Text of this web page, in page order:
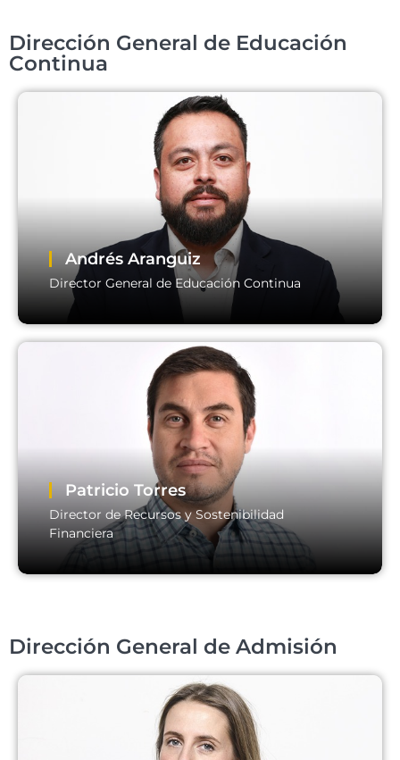
Director de Información y Documentación
Bibliográfica
Dirección General de Educación
Continua
Andrés Aranguiz
Director General de Educación Continua
Andrés Aranguiz
Director General de Educación Continua
andres.aranguiz@usm.cl
Patricio Torres
Director de Recursos y Sostenibilidad
Financiera
Director de Recursos y Sostenibilidad Financiera
Dirección General de Admisión